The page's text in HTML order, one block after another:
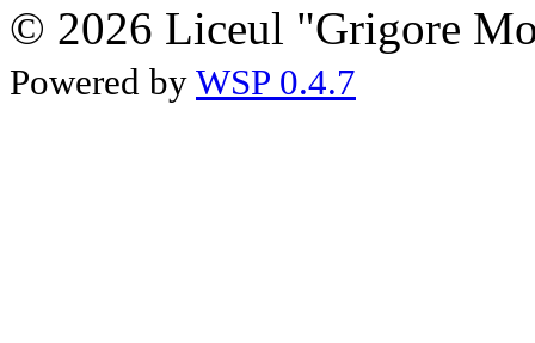
© 2026 Liceul "Grigore
Powered by WSP 0.4.7